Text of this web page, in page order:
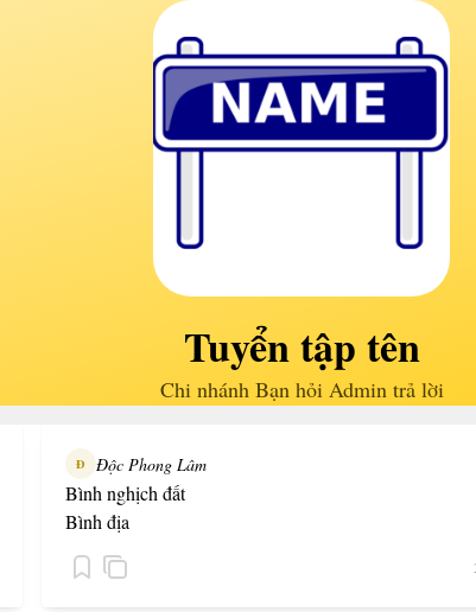
Tuyển tập tên
Chi nhánh Bạn hỏi Admin trả lời
Đ Độc Phong Lâm
Bình nghịch đất
Bình địa